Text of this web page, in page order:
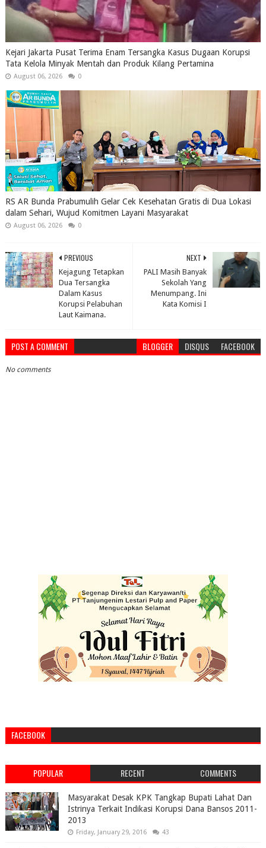
Kejari Jakarta Pusat Terima Enam Tersangka Kasus Dugaan Korupsi
Tata Kelola Minyak Mentah dan Produk Kilang Pertamina
August 06, 2026 0
RS AR Bunda Prabumulih Gelar Cek Kesehatan Gratis di Dua Lokasi
dalam Sehari, Wujud Komitmen Layani Masyarakat
August 06, 2026 0
NEXT
PALI Masih Banyak
Sekolah Yang
Menumpang. Ini
Kata Komisi I
PREVIOUS
Kejagung Tetapkan
Dua Tersangka
Dalam Kasus
Korupsi Pelabuhan
Laut Kaimana.
POST A COMMENT BLOGGER DISQUS FACEBOOK
No comments
FACEBOOK
POPULAR RECENT COMMENTS
Masyarakat Desak KPK Tangkap Bupati Lahat Dan
Istrinya Terkait Indikasi Korupsi Dana Bansos 2011-
2013
Friday, January 29, 2016 43